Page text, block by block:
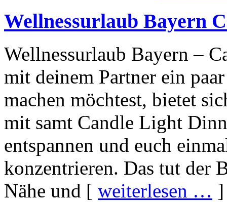
Wellnessurlaub Bayern
Wellnessurlaub Bayern –
mit deinem Partner ein
machen möchtest, bietet
mit samt Candle Light
entspannen und euch
konzentrieren. Das tut der
Nähe und [ weiterlesen … ]